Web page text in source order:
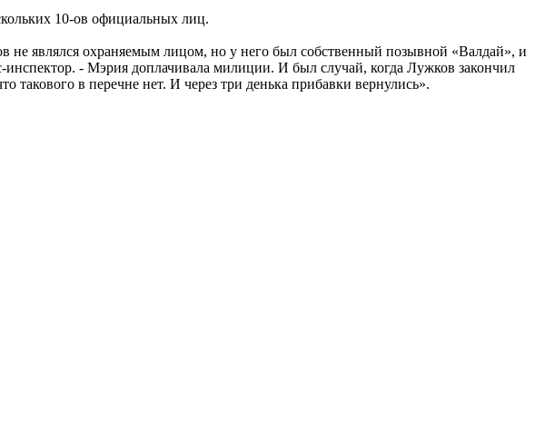
10-ов официальных лиц.
являлся охраняемым лицом, но у него был собственный позывной «Валдай», и
инспектор. - Мэрия доплачивала милиции. И был случай, когда Лужков закончил
такового в перечне нет. И через три денька прибавки вернулись».